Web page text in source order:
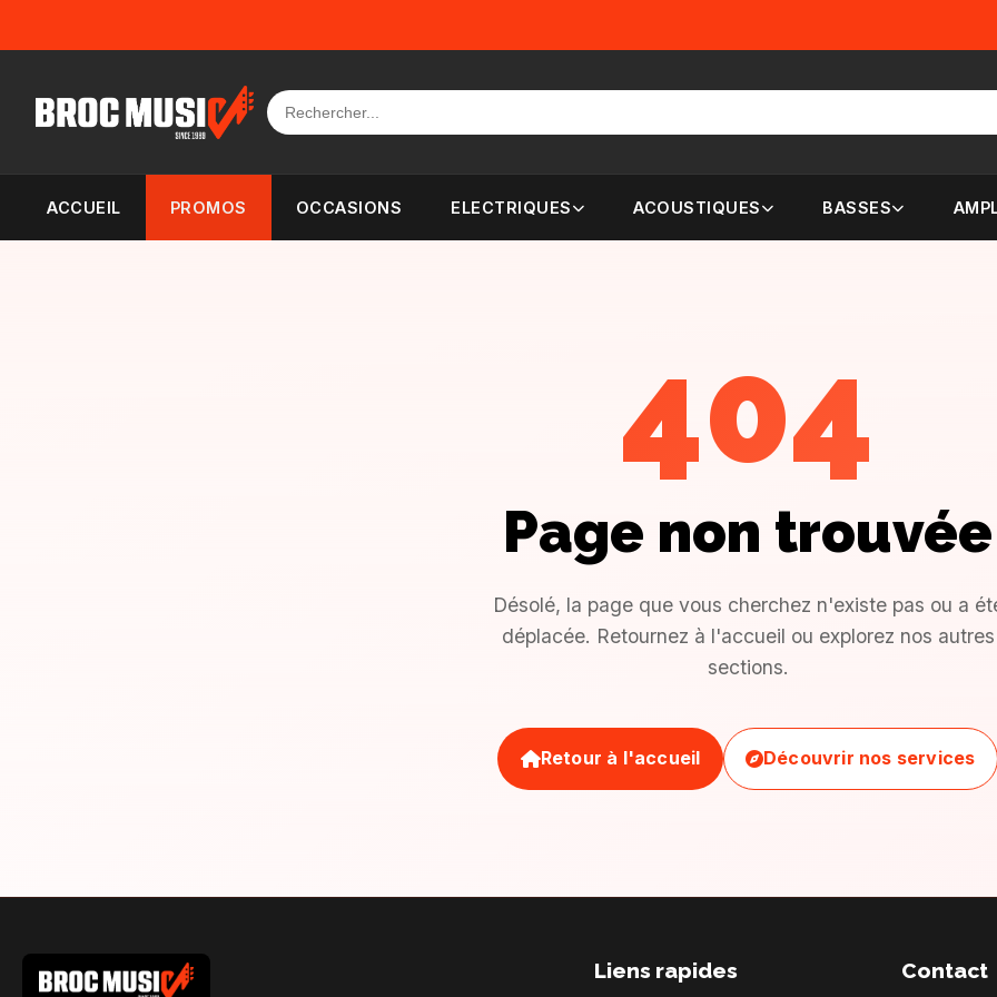
ACCUEIL PROMOS OCCASIONS ELECTRIQUES ACOUSTIQUES BASSES
404
Page non trouvée
Désolé, la page que vous cherchez n'existe pas ou a
déplacée. Retournez à l'accueil ou explorez nos autres
sections.
Retour à l'accueil Découvrir nos services
Liens rapides Contact